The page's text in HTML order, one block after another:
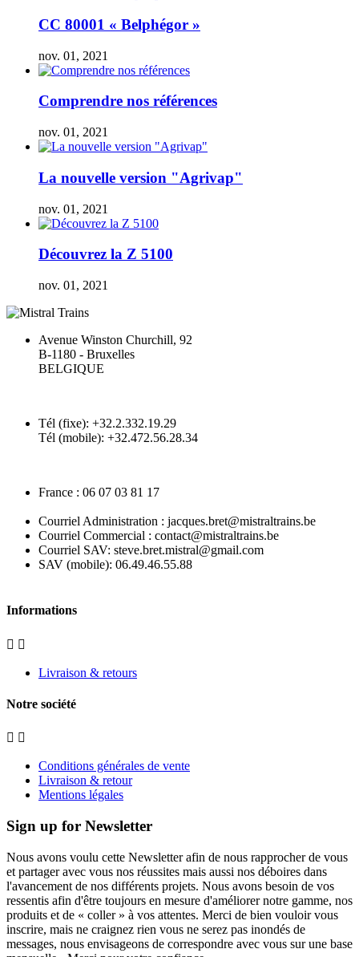
CC 80001 « Belphégor »
nov. 01, 2021
Comprendre nos références
nov. 01, 2021
La nouvelle version "Agrivap"
nov. 01, 2021
Découvrez la Z 5100
nov. 01, 2021
Avenue Winston Churchill, 92
B-1180 - Bruxelles
BELGIQUE
Tél (fixe): +32.2.332.19.29
Tél (mobile): +32.472.56.28.34
France : 06 07 03 81 17
Courriel Administration : jacques.bret@mistraltrains.be
Courriel Commercial : contact@mistraltrains.be
Courriel SAV: steve.bret.mistral@gmail.com
SAV (mobile): 06.49.46.55.88
Informations
 
Livraison & retours
Notre société
 
Conditions générales de vente
Livraison & retour
Mentions légales
Sign up for Newsletter
Nous avons voulu cette Newsletter afin de nous rapprocher de vous
et partager avec vous nos réussites mais aussi nos déboires dans
l'avancement de nos différents projets. Nous avons besoin de vos
ressentis afin d'être toujours en mesure d'améliorer notre gamme, nos
produits et de « coller » à vos attentes. Merci de bien vouloir vous
inscrire, mais ne craignez rien vous ne serez pas inondés de
messages, nous envisageons de correspondre avec vous sur une base